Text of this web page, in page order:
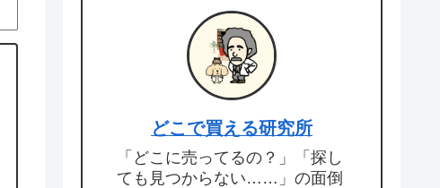
どこで買える研究所
「どこに売ってるの？」「探し
ても見つからない……」の面倒